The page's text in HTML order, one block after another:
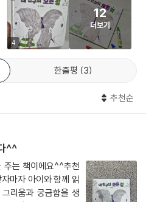
낸 화면은 아이들의 표정과 몸짓에
르는 미묘한 감정의 결까지 섬세하게
지 연필선만으로 작업되어 특유의
. 손의 힘이 그대로 느껴지는 세밀한
변화를 더욱 생생하게 담아낸다. 친
속상해 고개를 숙인 자세처럼 말보다
섬세한 결을 따라 자연스럽게 살아난
를 닮아 있다. 덕분에 독자들은 두 친
4
12
더보기
한줄평 3
추천순
^^
주는 책이에요^^추천
마자 아이와 함께 읽
리움과 궁금함을 생